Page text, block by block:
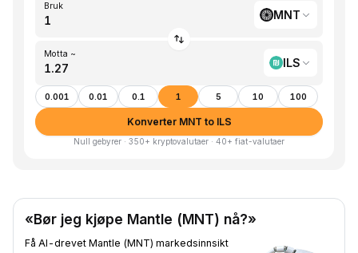
Bruk
MNT
Motta ~
ILS
0.001 0.01 0.1 1 5 10 100
Konverter MNT to ILS
Null gebyrer · 350+ kryptovalutaer · 40+ fiat-valutaer
«Bør jeg kjøpe Mantle (MNT) nå?»
Få AI-drevet Mantle (MNT) markedsinnsikt